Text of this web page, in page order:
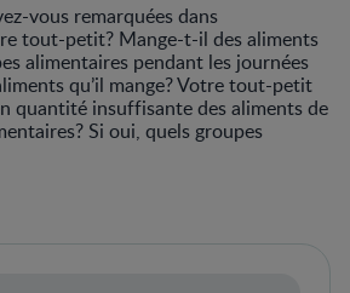
vous remarquées dans
tout-petit? Mange-t-il des aliments
alimentaires pendant les journées
qu’il mange? Votre tout-petit
quantité insuffisante des aliments de
Si oui, quels groupes